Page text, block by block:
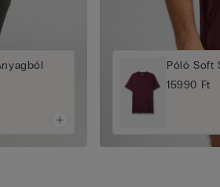
Póló Soft
15990 Ft